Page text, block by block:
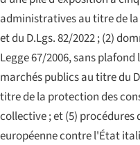
administratives au titre de la
et du D.Lgs. 82/2022 ; (2)
Legge 67/2006, sans
marchés publics au titre du
titre de la protection des
collective ; et (5)
européenne contre l'État